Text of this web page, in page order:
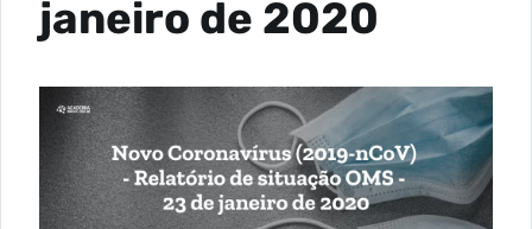
janeiro de 2020